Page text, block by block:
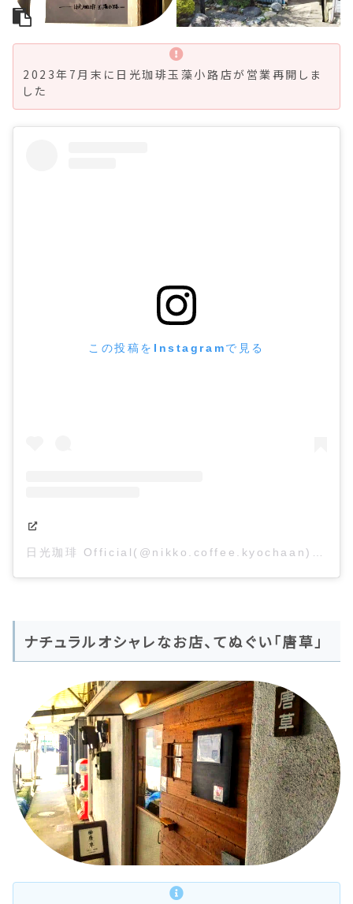
2023年7月末に日光珈琲玉藻小路店が営業再開しま
した
この投稿をInstagramで見る
ナチュラルオシャレなお店、てぬぐい「唐草」